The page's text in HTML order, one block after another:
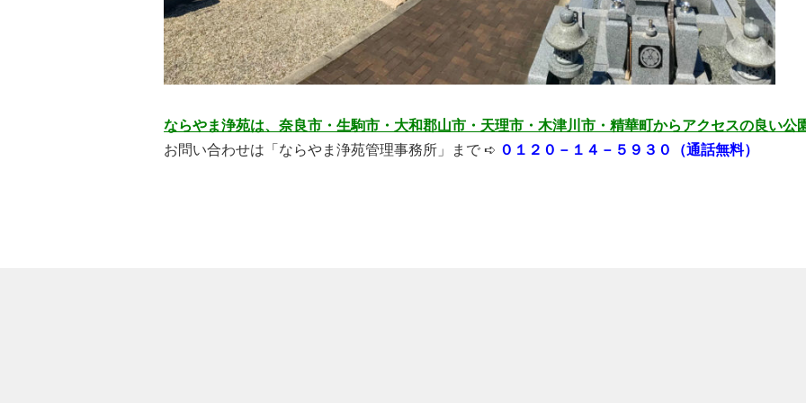
ならやま浄苑は、奈良市・生駒市・大和郡山市・天理市・木津川市・精華町からアクセスの良い公
お問い合わせは「ならやま浄苑管理事務所」まで ➪ ０１２０－１４－５９３０（通話無料）